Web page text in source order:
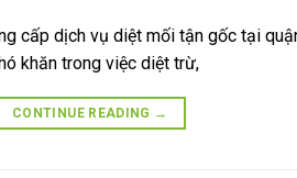
cấp dịch vụ diệt mối tận gốc tại
khăn trong việc diệt trừ,
CONTINUE READING →